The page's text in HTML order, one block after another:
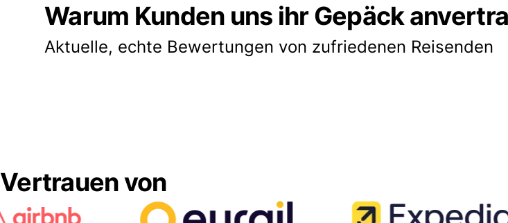
Warum Kunden uns ihr Gepäck
Aktuelle, echte Bewertungen von zufriedenen Reisenden
Vertrauen von